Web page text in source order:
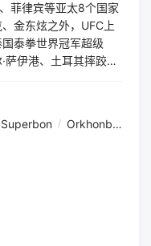
菲律宾等亚太8个国家
金东炫之外，UFC上
泰拳世界冠军超级
萨伊港、土耳其摔跤冠
Superbon / Orkhonbayar